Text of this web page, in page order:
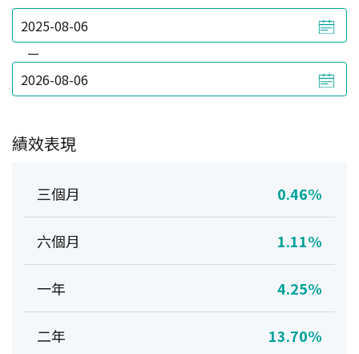
—
績效表現
三個月 0.46%
六個月 1.11%
一年 4.25%
二年 13.70%